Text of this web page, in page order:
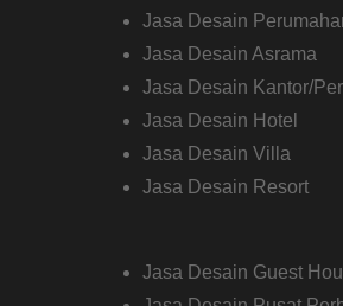
Jasa Desain
Jasa Desain Asrama
Jasa Desain Kantor/
Jasa Desain Hotel
Jasa Desain Villa
Jasa Desain Resort
Jasa Desain Guest